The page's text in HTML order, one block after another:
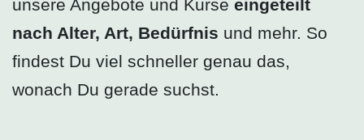
unsere Angebote und Kurse eingeteilt
nach Alter, Art, Bedürfnis und mehr. So
findest Du viel schneller genau das,
wonach Du gerade suchst.